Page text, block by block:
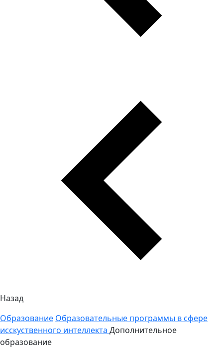
Назад
Образование Образовательные программы в сфере
исскуственного интеллекта Дополнительное
образование